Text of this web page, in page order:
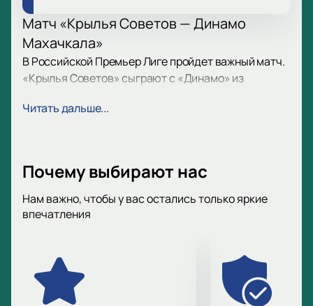
Матч «Крылья Советов — Динамо
Махачкала»
В Российской Премьер Лиге пройдет важный матч.
«Крылья Советов» сыграют с «Динамо» из
обсуждая прогнозы. Обе команды обещают
Дата и место игры
Стадион «Солидарность Арена». Адрес:
Демократическая улица, 57, Самара. Время начала
уточните на сайте.
Клубы на поле
«Крылья Советов» — клуб Самары. Бронзовые
призёры России 2004 года. Финалисты Кубка
Читать дальше...
Почему выбирают нас
Нам важно, чтобы у вас остались только яркие
впечатления